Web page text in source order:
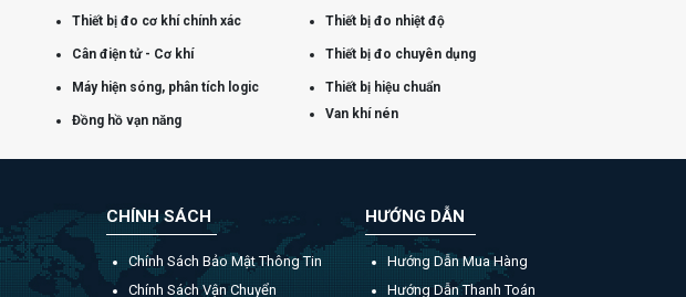
Thiết bị đo cơ khí chính xác Thiết bị đo nhiệt độ
Cân điện tử - Cơ khí Thiết bị đo chuyên dụng
Máy hiện sóng, phân tích logic Thiết bị hiệu chuẩn
Đồng hồ vạn năng Van khí nén
CHÍNH SÁCH
Chính Sách Bảo Mật Thông Tin
Chính Sách Vận Chuyển
HƯỚNG DẪN
Hướng Dẫn Mua Hàng
Hướng Dẫn Thanh Toán